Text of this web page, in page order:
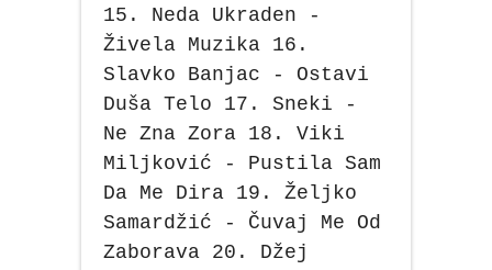
15. Neda Ukraden -
Živela Muzika 16.
Slavko Banjac - Ostavi
Duša Telo 17. Sneki -
Ne Zna Zora 18. Viki
Miljković - Pustila Sam
Da Me Dira 19. Željko
Samardžić - Čuvaj Me Od
Zaborava 20. Džej